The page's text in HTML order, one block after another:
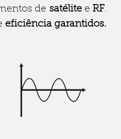
de satélite e RF.
eficiência garantidos.